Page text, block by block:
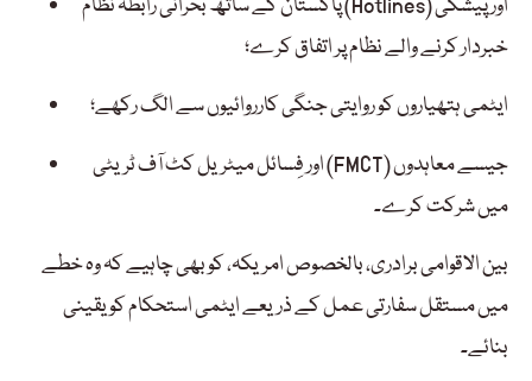
خبردار کرنے والے نظام پر اتفاق کرے؛
ایٹمی ہتھیاروں کو روایتی جنگی کارروائیوں سے الگ رکھے؛
اور فِسائل میٹریل کٹ آف ٹریٹی (FMCT) جیسے معاہدوں
میں شرکت کرے۔
بین الاقوامی برادری، بالخصوص امریکہ، کو بھی چاہیے کہ وہ خطے
میں مستقل سفارتی عمل کے ذریعے ایٹمی استحکام کو یقینی
بنائے۔